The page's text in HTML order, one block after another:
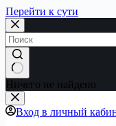
Перейти к сути
Ничего не найдено
Вход в личный